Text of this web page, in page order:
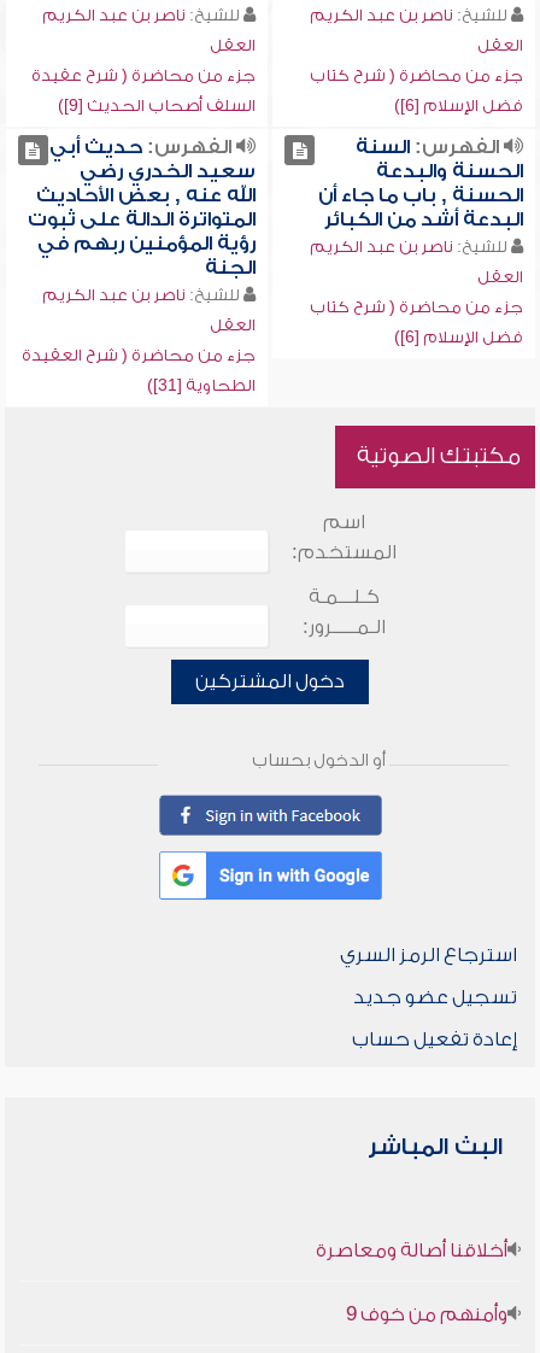
للشيخ: ناصر بن عبد الكريم
العقل
جزء من محاضرة ( شرح كتاب
فضل الإسلام [6])
للشيخ: ناصر بن عبد الكريم
العقل
جزء من محاضرة ( شرح عقيدة
السلف أصحاب الحديث [9])
الفهرس:السنة
الحسنة والبدعة
الحسنة , باب ما جاء أن
البدعة أشد من الكبائر
للشيخ: ناصر بن عبد الكريم
العقل
جزء من محاضرة ( شرح كتاب
فضل الإسلام [6])
الفهرس:حديث أبي
سعيد الخدري رضي
الله عنه , بعض الأحاديث
المتواترة الدالة على ثبوت
رؤية المؤمنين ربهم في
الجنة
للشيخ: ناصر بن عبد الكريم
العقل
جزء من محاضرة ( شرح العقيدة
الطحاوية [31])
مكتبتك الصوتية
اسم
المستخدم:
كـلـــمـة
الـمـــــرور:
دخول المشتركين
أو الدخول بحساب
استرجاع الرمز السري
تسجيل عضو جديد
إعادة تفعيل حساب
البث المباشر
أخلاقنا أصالة ومعاصرة
وأمنهم من خوف 9